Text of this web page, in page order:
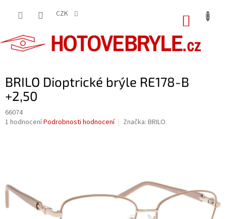
CZK
BRILO Dioptrické brýle RE178-B
+2,50
66074
Průměrné
hvězdiček.
1 hodnoceníPodrobnosti hodnocení Značka: BRILO